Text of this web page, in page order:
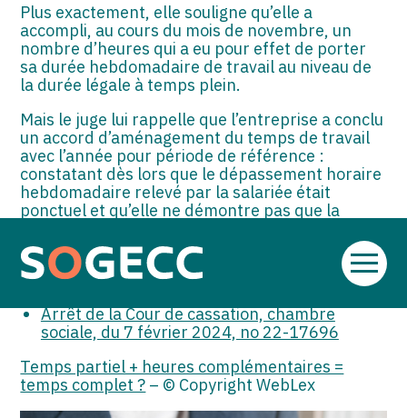
Aller
Plus exactement, elle souligne qu’elle a
accompli, au cours du mois de novembre, un
nombre d’heures qui a eu pour effet de porter
sa durée hebdomadaire de travail au niveau de
la durée légale à temps plein.
Mais le juge lui rappelle que l’entreprise a conclu
un accord d’aménagement du temps de travail
avec l’année pour période de référence :
constatant dès lors que le dépassement horaire
hebdomadaire relevé par la salariée était
ponctuel et qu’elle ne démontre pas que la
été dépassée, sa demande n’est pas justifiée.
Sources :
Arrêt de la Cour de cassation, chambre
sociale, du 7 février 2024, no 22-17696
Temps partiel + heures complémentaires =
temps complet ? – © Copyright WebLex